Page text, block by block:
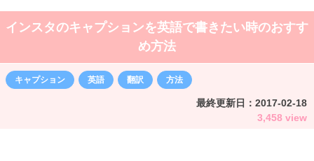
インスタのキャプションを英語で書きたい時のおすす
め方法
キャプション 英語 翻訳 方法
最終更新日： 2017-02-18
3,458 view